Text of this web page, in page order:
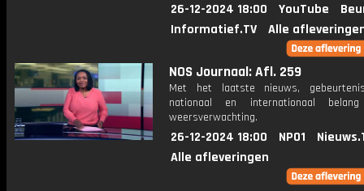
26-12-2024 18:00 YouTube
Informatief.TV
Alle
NOS Journaal: Afl. 259
Met het laatste nieuws,
nationaal en internationaal
weersverwachting.
26-12-2024 18:00 NPO1
Alle afleveringen